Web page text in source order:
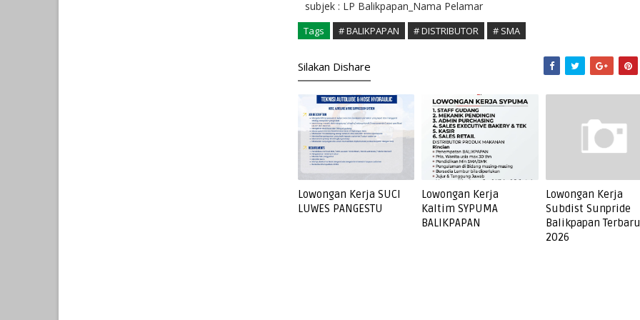
subjek : LP Balikpapan_Nama Pelamar
Tags # BALIKPAPAN # DISTRIBUTOR # SMA
Silakan Dishare
Lowongan Kerja SUCI
LUWES PANGESTU
Lowongan Kerja
Kaltim SYPUMA
BALIKPAPAN
Lowongan Kerja
Subdist Sunpride
Balikpapan Terbaru
2026